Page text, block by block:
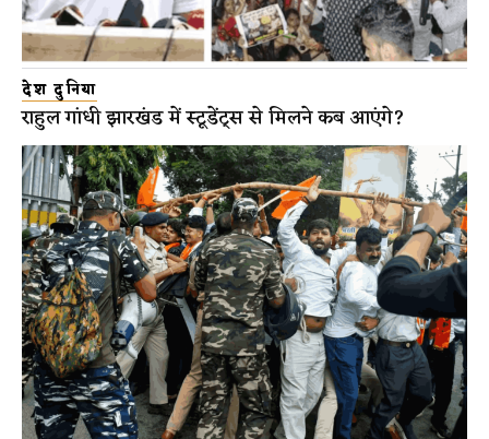
देश दुनिया
राहुल गांधी झारखंड में स्टूडेंट्स से मिलने कब आएंगे?